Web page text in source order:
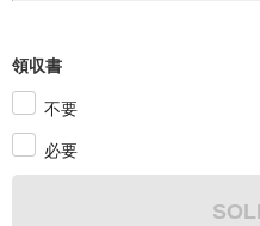
領収書
不要
必要